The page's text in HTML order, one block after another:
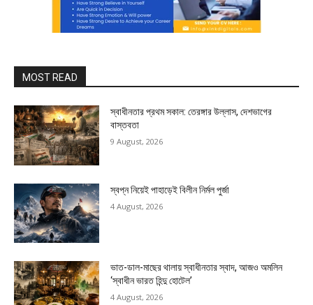
MOST READ
স্বাধীনতার প্রথম সকাল: তেরঙ্গার উল্লাস, দেশভাগের
বাস্তবতা
9 August, 2026
স্বপ্ন নিয়েই পাহাড়েই বিলীন নির্মল পুর্জা
4 August, 2026
ভাত-ডাল-মাছের থালায় স্বাধীনতার স্বাদ, আজও অমলিন
‘স্বাধীন ভারত হিন্দু হোটেল’
4 August, 2026